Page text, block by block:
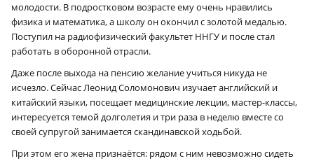
молодости. В подростковом возрасте ему очень нравились
физика и математика, а школу он окончил с золотой медалью.
Поступил на радиофизический факультет ННГУ и после стал
работать в оборонной отрасли.
Даже после выхода на пенсию желание учиться никуда не
исчезло. Сейчас Леонид Соломонович изучает английский и
китайский языки, посещает медицинские лекции, мастер-классы,
интересуется темой долголетия и три раза в неделю вместе со
своей супругой занимается скандинавской ходьбой.
При этом его жена признаётся: рядом с ним невозможно сидеть